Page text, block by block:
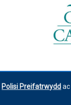
Polisi Preifatrwydd